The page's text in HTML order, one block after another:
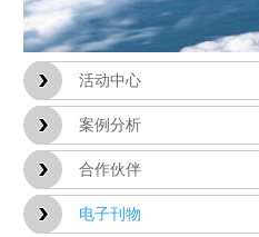
活动中心
案例分析
合作伙伴
电子刊物